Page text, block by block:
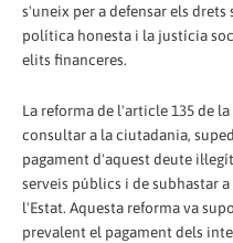
s'uneix per a defensar els
política honesta i la justícia
elits financeres.
La reforma de l'article 135 de
consultar a la ciutadania,
pagament d'aquest deute
serveis públics i de subhastar
l'Estat. Aquesta reforma va
prevalent el pagament dels